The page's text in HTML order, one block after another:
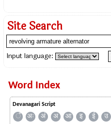
Site Search
Input language:
Word Index
Devanagari Script
ँ अः अं अ आ इ ई उ